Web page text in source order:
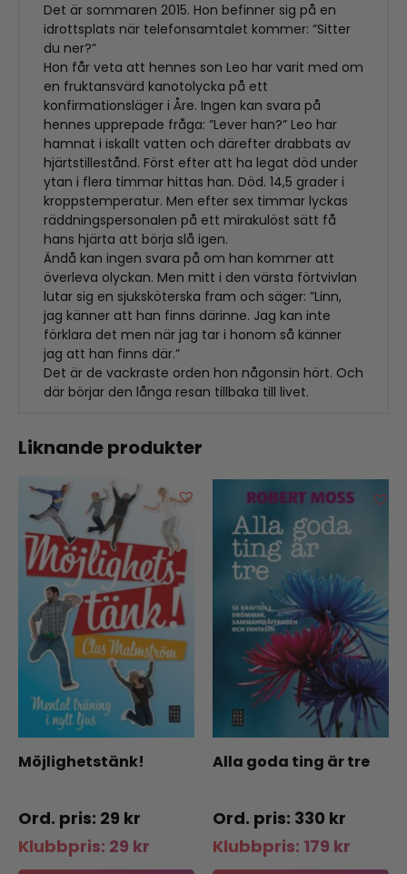
Det är sommaren 2015. Hon befinner sig på en
idrottsplats när telefonsamtalet kommer: ”Sitter
du ner?”
Hon får veta att hennes son Leo har varit med om
en fruktansvärd kanotolycka på ett
konfirmationsläger i Åre. Ingen kan svara på
hennes upprepade fråga: ”Lever han?” Leo har
hamnat i iskallt vatten och därefter drabbats av
hjärtstillestånd. Först efter att ha legat död under
ytan i flera timmar hittas han. Död. 14,5 grader i
kroppstemperatur. Men efter sex timmar lyckas
räddningspersonalen på ett mirakulöst sätt få
hans hjärta att börja slå igen.
Ändå kan ingen svara på om han kommer att
överleva olyckan. Men mitt i den värsta förtvivlan
lutar sig en sjuksköterska fram och säger: ”Linn,
jag känner att han finns därinne. Jag kan inte
förklara det men när jag tar i honom så känner
jag att han finns där.”
Det är de vackraste orden hon någonsin hört. Och
där börjar den långa resan tillbaka till livet.
Liknande produkter
Möjlighetstänk!
29 kr
Klubbpris: 29 kr
Alla goda ting är tre
330 kr
Klubbpris: 179 kr